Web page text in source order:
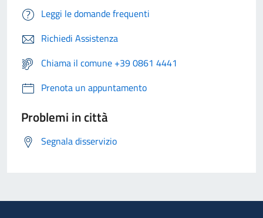
Leggi le domande frequenti
Richiedi Assistenza
Chiama il comune +39 0861 4441
Prenota un appuntamento
Problemi in città
Segnala disservizio